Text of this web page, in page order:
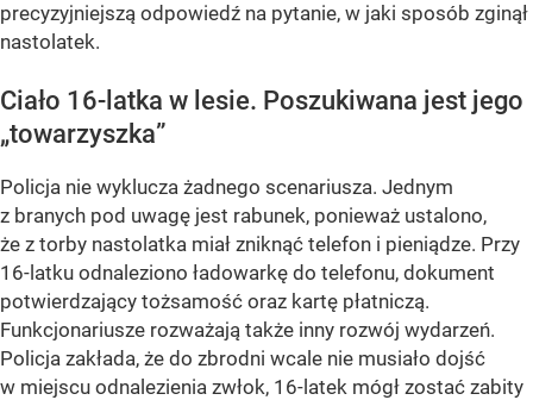
precyzyjniejszą odpowiedź na pytanie, w jaki sposób zginął
nastolatek.
Ciało 16-latka w lesie. Poszukiwana jest jego
„towarzyszka”
Policja nie wyklucza żadnego scenariusza. Jednym
z branych pod uwagę jest rabunek, ponieważ ustalono,
że z torby nastolatka miał zniknąć telefon i pieniądze. Przy
16-latku odnaleziono ładowarkę do telefonu, dokument
potwierdzający tożsamość oraz kartę płatniczą.
Funkcjonariusze rozważają także inny rozwój wydarzeń.
Policja zakłada, że do zbrodni wcale nie musiało dojść
w miejscu odnalezienia zwłok, 16-latek mógł zostać zabity